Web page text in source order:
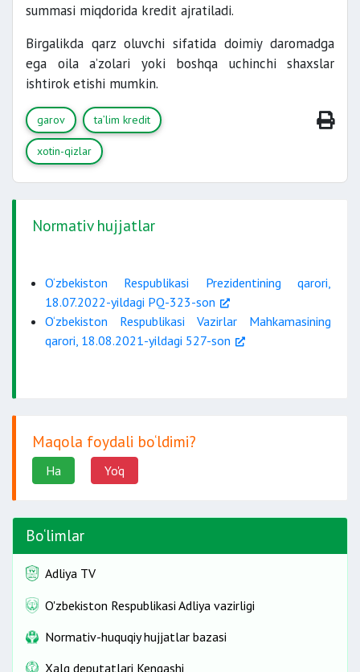
summasi miqdorida kredit ajratiladi.
Birgalikda qarz oluvchi sifatida doimiy daromadga
ega oila a’zolari yoki boshqa uchinchi shaxslar
ishtirok etishi mumkin.
garov ta’lim kredit
xotin-qizlar
Normativ hujjatlar
O‘zbekiston Respublikasi Prezidentining qarori,
18.07.2022-yildagi PQ-323-son
O‘zbekiston Respublikasi Vazirlar Mahkamasining
qarori, 18.08.2021-yildagi 527-son
Maqola foydali bo‘ldimi?
Ha Yo'q
Bo‘limlar
Adliya TV
O'zbekiston Respublikasi Adliya vazirligi
Normativ-huquqiy hujjatlar bazasi
Xalq deputatlari Kengashi